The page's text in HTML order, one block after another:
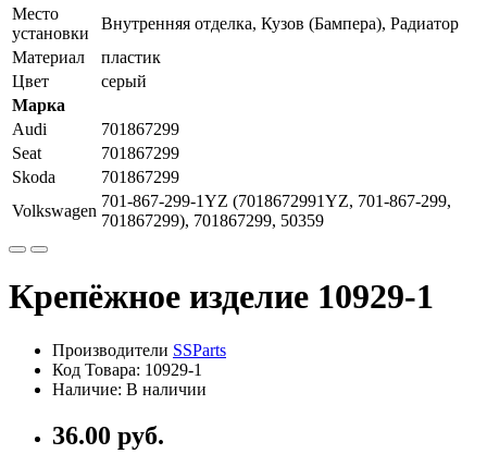
Место
установки
Внутренняя отделка, Кузов (Бампера), Радиатор
Материал
пластик
Цвет
серый
Марка
Audi
701867299
Seat
701867299
Skoda
701867299
Volkswagen
701-867-299-1YZ (7018672991YZ, 701-867-299,
701867299), 701867299, 50359
Крепёжное изделие 10929-1
Производители SSParts
Код Товара: 10929-1
Наличие: В наличии
36.00 руб.